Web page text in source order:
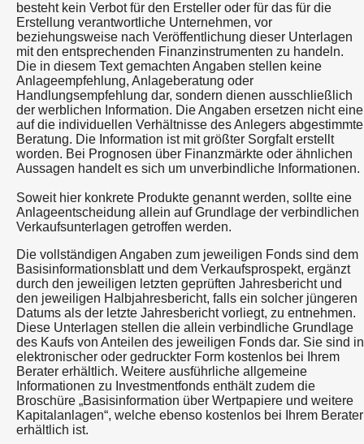
besteht kein Verbot für den Ersteller oder für das für die
Erstellung verantwortliche Unternehmen, vor
beziehungsweise nach Veröffentlichung dieser Unterlagen
mit den entsprechenden Finanzinstrumenten zu handeln.
Die in diesem Text gemachten Angaben stellen keine
Anlageempfehlung, Anlageberatung oder
Handlungsempfehlung dar, sondern dienen ausschließlich
der werblichen Information. Die Angaben ersetzen nicht eine
auf die individuellen Verhältnisse des Anlegers abgestimmte
Beratung. Die Information ist mit größter Sorgfalt erstellt
worden. Bei Prognosen über Finanzmärkte oder ähnlichen
Aussagen handelt es sich um unverbindliche Informationen.
Soweit hier konkrete Produkte genannt werden, sollte eine
Anlageentscheidung allein auf Grundlage der verbindlichen
Verkaufsunterlagen getroffen werden.
Die vollständigen Angaben zum jeweiligen Fonds sind dem
Basisinformationsblatt und dem Verkaufsprospekt, ergänzt
durch den jeweiligen letzten geprüften Jahresbericht und
den jeweiligen Halbjahresbericht, falls ein solcher jüngeren
Datums als der letzte Jahresbericht vorliegt, zu entnehmen.
Diese Unterlagen stellen die allein verbindliche Grundlage
des Kaufs von Anteilen des jeweiligen Fonds dar. Sie sind in
elektronischer oder gedruckter Form kostenlos bei Ihrem
Berater erhältlich. Weitere ausführliche allgemeine
Informationen zu Investmentfonds enthält zudem die
Broschüre „Basisinformation über Wertpapiere und weitere
Kapitalanlagen“, welche ebenso kostenlos bei Ihrem Berater
erhältlich ist.